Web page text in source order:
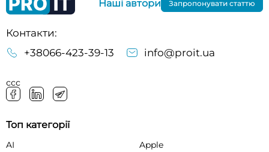
Контакти:
+38066-423-39-13
info@proit.ua
ссс
Наші автори Запропонувати статтю
Топ категорії
AI
Apple